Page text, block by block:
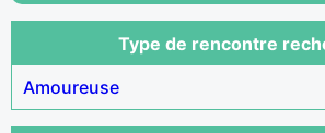
Type de rencontre
Amoureuse